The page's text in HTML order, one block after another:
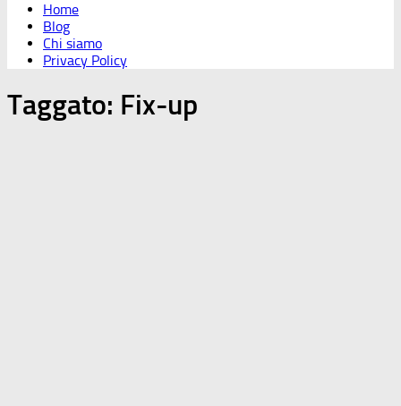
Home
Blog
Chi siamo
Privacy Policy
Taggato: Fix-up